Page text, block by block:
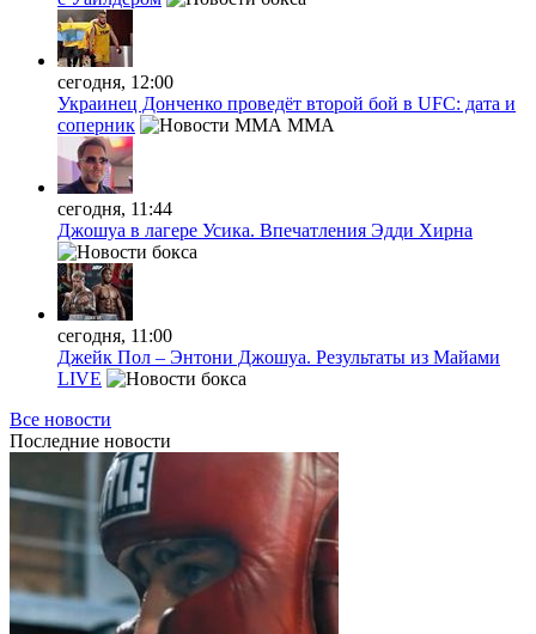
сегодня, 12:00
Украинец Донченко проведёт второй бой в UFC: дата и
соперник
MMA
сегодня, 11:44
Джошуа в лагере Усика. Впечатления Эдди Хирна
сегодня, 11:00
Джейк Пол – Энтони Джошуа. Результаты из Майами
LIVE
Все новости
Последние новости